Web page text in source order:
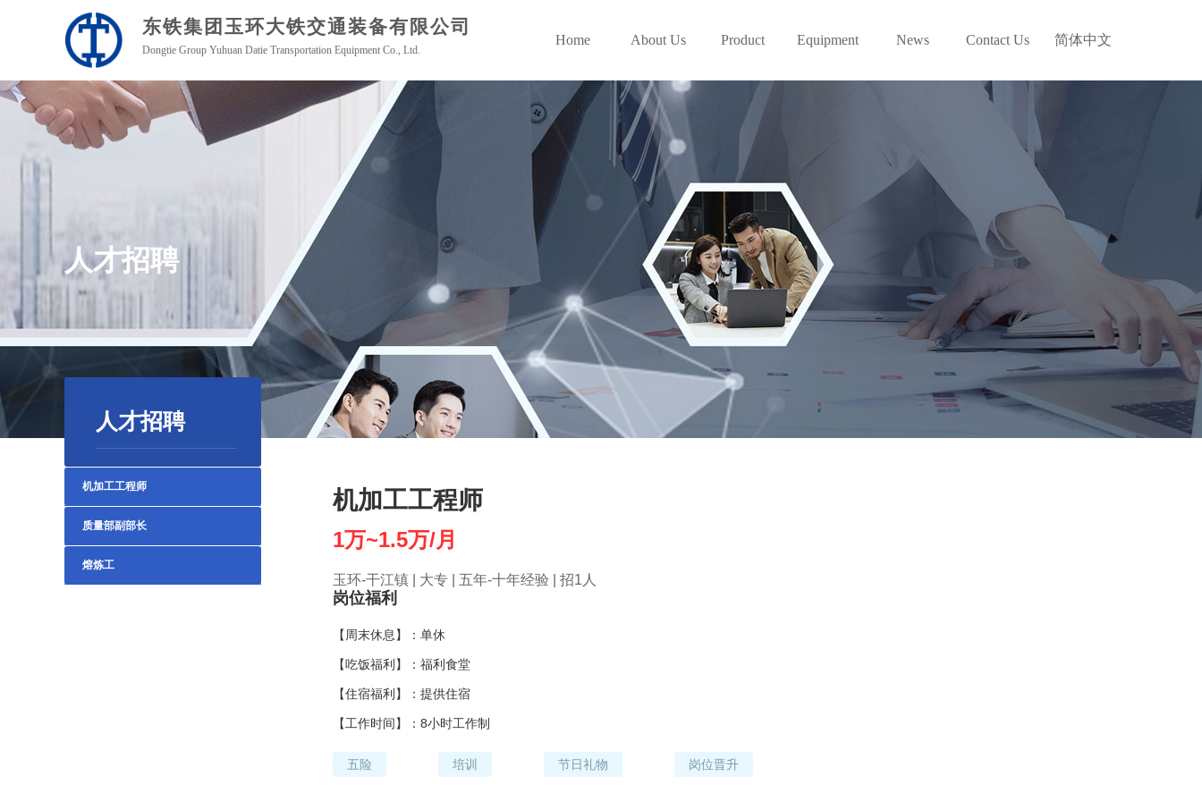
Home About Us Product Equipment News Contact Us 简体中文
东铁集团玉环大铁交通装备有限公司
Dongtie Group Yuhuan Datie Transportation Equipment Co., Ltd.
人才招聘
质量部副部长
人才招聘
熔炼工
机加工工程师 机加工工程师
1万~1.5万/月
玉环-干江镇 | 大专 | 五年-十年经验 | 招1人
岗位福利
【周末休息】： 单休
【吃饭福利】： 福利食堂
【住宿福利】： 提供住宿
【工作时间】： 8小时工作制
五险 培训 节日礼物 岗位晋升